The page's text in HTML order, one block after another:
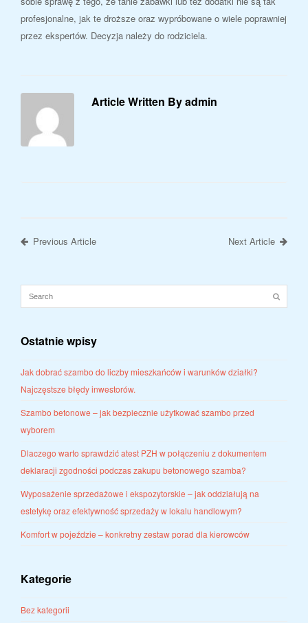
profesjonalne, jak te droższe oraz wypróbowane o wiele poprawniej
przez ekspertów. Decyzja należy do rodziciela.
Article Written By admin
Previous Article Next Article
Ostatnie wpisy
Jak dobrać szambo do liczby mieszkańców i warunków działki?
Najczęstsze błędy inwestorów.
Szambo betonowe – jak bezpiecznie użytkować szambo przed
wyborem
Dlaczego warto sprawdzić atest PZH w połączeniu z dokumentem
deklaracji zgodności podczas zakupu betonowego szamba?
Wyposażenie sprzedażowe i ekspozytorskie – jak oddziałują na
estetykę oraz efektywność sprzedaży w lokalu handlowym?
Komfort w pojeździe – konkretny zestaw porad dla kierowców
Kategorie
Bez kategorii